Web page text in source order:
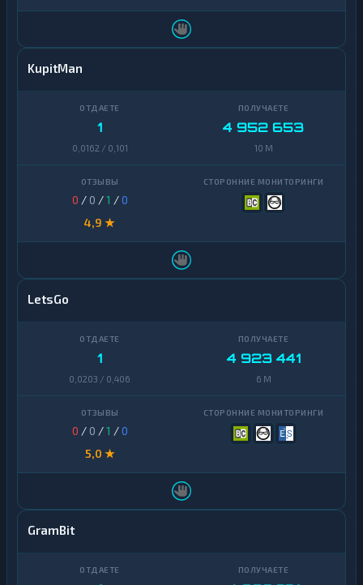
KupitMan
1
0,0162 / 0,101
4 952 653
10 M
0 / 0 /1 /0
4,9 ★
LetsGo
1
0,0203 / 0,406
4 923 441
6 M
0 / 0 /1 /0
5,0 ★
GramBit